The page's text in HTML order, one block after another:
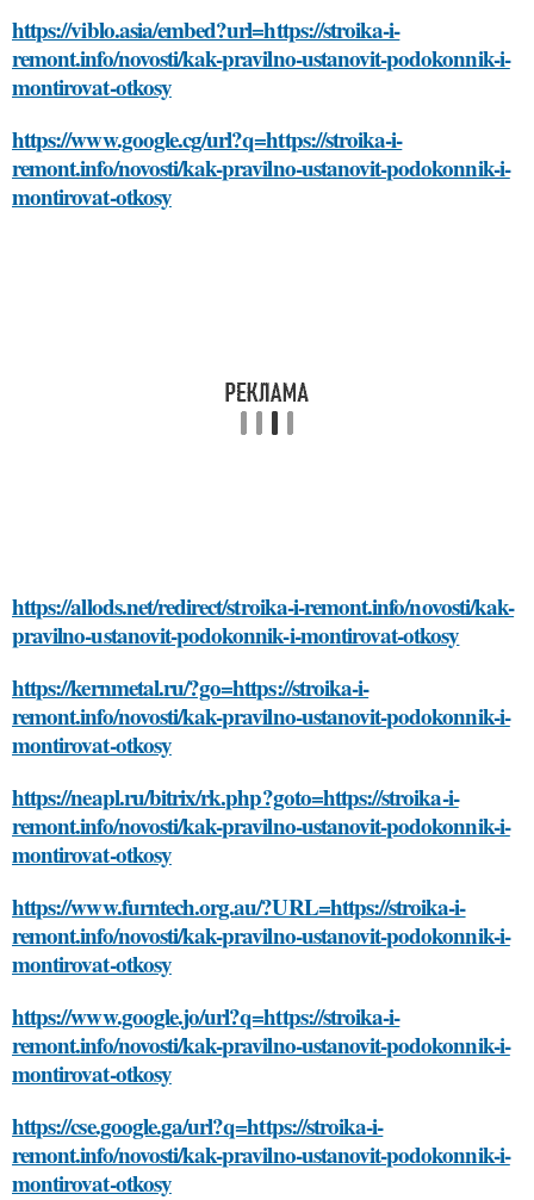
https://viblo.asia/embed?url=https://stroika-i-
remont.info/novosti/kak-pravilno-ustanovit-podokonnik-i-
montirovat-otkosy
https://www.google.cg/url?q=https://stroika-i-
remont.info/novosti/kak-pravilno-ustanovit-podokonnik-i-
montirovat-otkosy
https://allods.net/redirect/stroika-i-remont.info/novosti/kak-
pravilno-ustanovit-podokonnik-i-montirovat-otkosy
https://kernmetal.ru/?go=https://stroika-i-
remont.info/novosti/kak-pravilno-ustanovit-podokonnik-i-
montirovat-otkosy
https://neapl.ru/bitrix/rk.php?goto=https://stroika-i-
remont.info/novosti/kak-pravilno-ustanovit-podokonnik-i-
montirovat-otkosy
https://www.furntech.org.au/?URL=https://stroika-i-
remont.info/novosti/kak-pravilno-ustanovit-podokonnik-i-
montirovat-otkosy
https://www.google.jo/url?q=https://stroika-i-
remont.info/novosti/kak-pravilno-ustanovit-podokonnik-i-
montirovat-otkosy
https://cse.google.ga/url?q=https://stroika-i-
remont.info/novosti/kak-pravilno-ustanovit-podokonnik-i-
montirovat-otkosy